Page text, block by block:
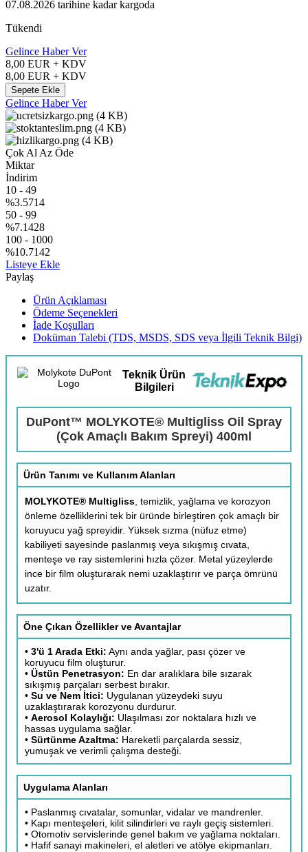
07.08.2026 tarihine kadar kargoda
Tükendi
Gelince Haber Ver
8,00 EUR + KDV
8,00 EUR + KDV
Sepete Ekle
Gelince Haber Ver
Çok Al Az Öde
Miktar
İndirim
10 - 49
%3.5714
50 - 99
%7.1428
100 - 1000
%10.7142
Listeye Ekle
Paylaş
Ürün Açıklaması
Ödeme Seçenekleri
İade Koşulları
Doküman Talebi (TDS, MSDS, SDS veya İlgili Teknik Bilgi)
Teknik Ürün
Bilgileri
DuPont™ MOLYKOTE® Multigliss Oil Spray
(Çok Amaçlı Bakım Spreyi) 400ml
Ürün Tanımı ve Kullanım Alanları
MOLYKOTE® Multigliss , temizlik, yağlama ve korozyon
önleme özelliklerini tek bir üründe birleştiren çok amaçlı bir
koruyucu yağ spreyidir. Yüksek sızma (nüfuz etme)
kabiliyeti sayesinde paslanmış veya sıkışmış cıvata,
menteşe ve ray sistemlerini hızla çözer. Metal yüzeylerde
ince bir film oluşturarak nemi uzaklaştırır ve parça ömrünü
uzatır.
Öne Çıkan Özellikler ve Avantajlar
• 3'ü 1 Arada Etki: Aynı anda yağlar, pası çözer ve
koruyucu film oluşturur.
• Üstün Penetrasyon: En dar aralıklara bile sızarak
sıkışmış parçaları serbest bırakır.
• Su ve Nem İtici: Uygulanan yüzeydeki suyu
uzaklaştırarak korozyonu durdurur.
• Aerosol Kolaylığı: Ulaşılması zor noktalara hızlı ve
hassas uygulama sağlar.
• Sürtünme Azaltma: Hareketli parçalarda sessiz,
yumuşak ve verimli çalışma desteği.
Uygulama Alanları
• Paslanmış cıvatalar, somunlar, vidalar ve mandrenler.
• Kapı menteşeleri, kilit silindirleri ve raylı geçiş sistemleri.
• Otomotiv servislerinde genel bakım ve yağlama noktaları.
• Hafif sanayi makineleri, el aletleri ve atölye ekipmanları.